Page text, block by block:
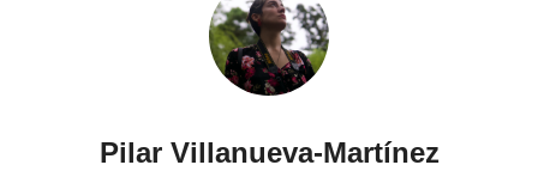
Pilar Villanueva-Martínez